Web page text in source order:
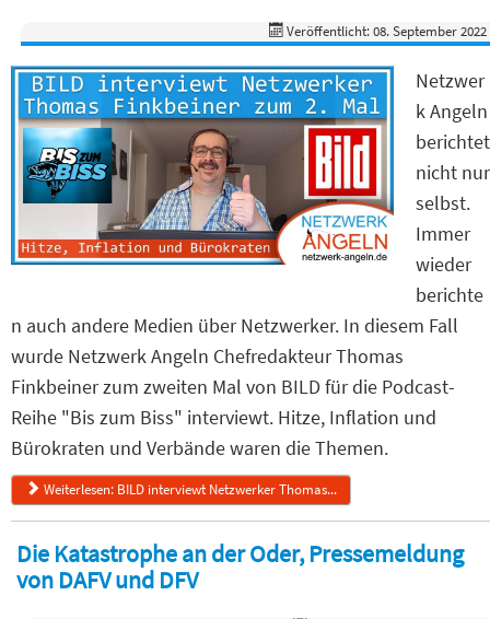
Veröffentlicht: 08. September 2022
Netzwer
k Angeln
berichtet
nicht nur
selbst.
Immer
wieder
berichte
n auch andere Medien über Netzwerker. In diesem Fall
wurde Netzwerk Angeln Chefredakteur Thomas
Finkbeiner zum zweiten Mal von BILD für die Podcast-
Reihe "Bis zum Biss" interviewt. Hitze, Inflation und
Bürokraten und Verbände waren die Themen.
Weiterlesen: BILD interviewt Netzwerker Thomas...
Die Katastrophe an der Oder, Pressemeldung
von DAFV und DFV